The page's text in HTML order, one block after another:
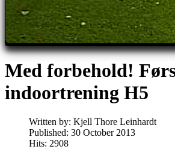
Med forbehold!
indoortrening H5
Written by: Kjell Thore Leinhardt
Published: 30 October 2013
Hits: 2908